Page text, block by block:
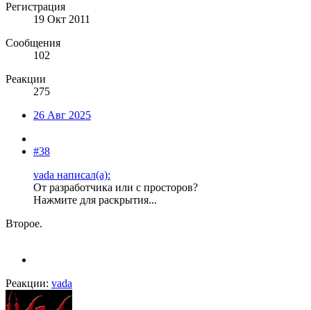
Регистрация
19 Окт 2011
Сообщения
102
Реакции
275
26 Авг 2025
#38
vada написал(а):
От разработчика или с просторов?
Нажмите для раскрытия...
Второе.
Реакции: vada